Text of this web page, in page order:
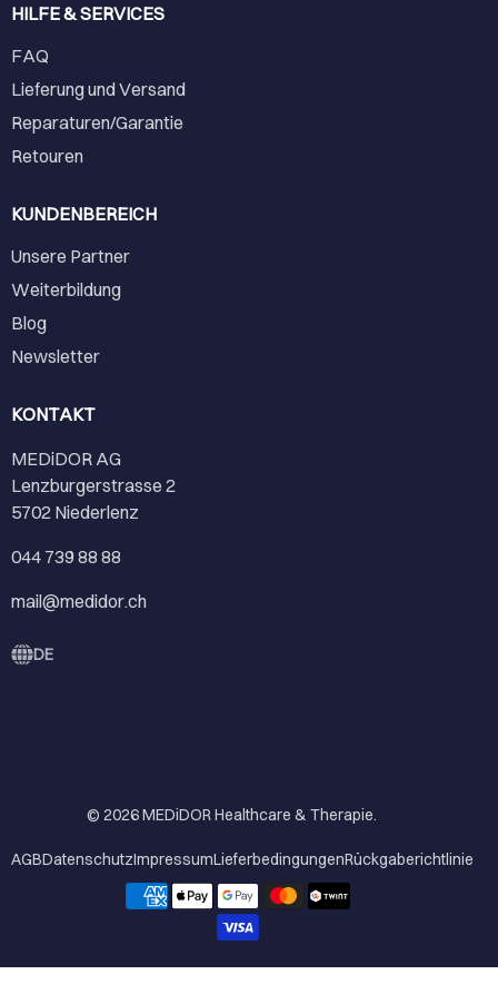
HILFE & SERVICES
FAQ
Lieferung und Versand
Reparaturen/Garantie
Retouren
KUNDENBEREICH
Unsere Partner
Weiterbildung
Blog
Newsletter
KONTAKT
MEDiDOR AG
Lenzburgerstrasse 2
5702 Niederlenz
044 739 88 88
mail@medidor.ch
DE
© 2026MEDiDOR Healthcare & Therapie.
AGBDatenschutzImpressumLieferbedingungenRückgaberichtlinie